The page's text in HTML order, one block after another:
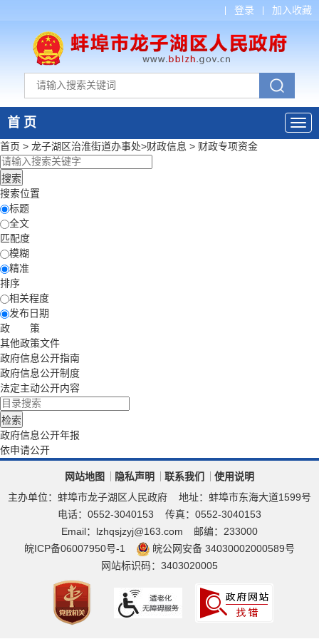
登录 加入收藏
首 页
首页 > 龙子湖区治淮街道办事处>财政信息 > 财政专项资金
搜索位置
标题
全文
匹配度
模糊
精准
排序
相关程度
发布日期
政 策
其他政策文件
政府信息公开指南
政府信息公开制度
法定主动公开内容
政府信息公开年报
依申请公开
网站地图 隐私声明 联系我们
使用说明
主办单位：蚌埠市龙子湖区人民政府
地址：蚌埠市东海大道1599号
电话：0552-3040153
传真：0552-3040153
Email：lzhqsjzyj@163.com
邮编：233000
皖ICP备06007950号-1
皖公网安备 34030002000589号
网站标识码：3403020005